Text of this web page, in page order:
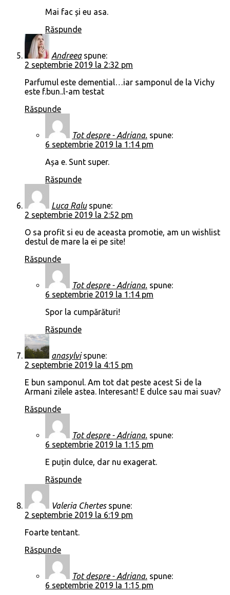
Mai fac și eu asa.
Răspunde
Andreea spune:
2 septembrie 2019 la 2:32 pm
Parfumul este demential…iar samponul de la Vichy
este f.bun..l-am testat
Răspunde
Tot despre - Adriana. spune:
6 septembrie 2019 la 1:14 pm
Așa e. Sunt super.
Răspunde
Luca Ralu spune:
2 septembrie 2019 la 2:52 pm
O sa profit si eu de aceasta promotie, am un wishlist
destul de mare la ei pe site!
Răspunde
Tot despre - Adriana. spune:
6 septembrie 2019 la 1:14 pm
Spor la cumpărături!
Răspunde
anasylvi spune:
2 septembrie 2019 la 4:15 pm
E bun samponul. Am tot dat peste acest Si de la
Armani zilele astea. Interesant! E dulce sau mai suav?
Răspunde
Tot despre - Adriana. spune:
6 septembrie 2019 la 1:15 pm
E puțin dulce, dar nu exagerat.
Răspunde
Valeria Chertes spune:
2 septembrie 2019 la 6:19 pm
Foarte tentant.
Răspunde
Tot despre - Adriana. spune:
6 septembrie 2019 la 1:15 pm